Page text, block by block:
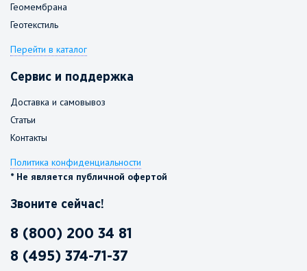
Геомембрана
Геотекстиль
Перейти в каталог
Сервис и поддержка
Доставка и самовывоз
Статьи
Контакты
Политика конфиденциальности
* Не является публичной офертой
Звоните сейчас!
8 (800) 200 34 81
8 (495) 374-71-37